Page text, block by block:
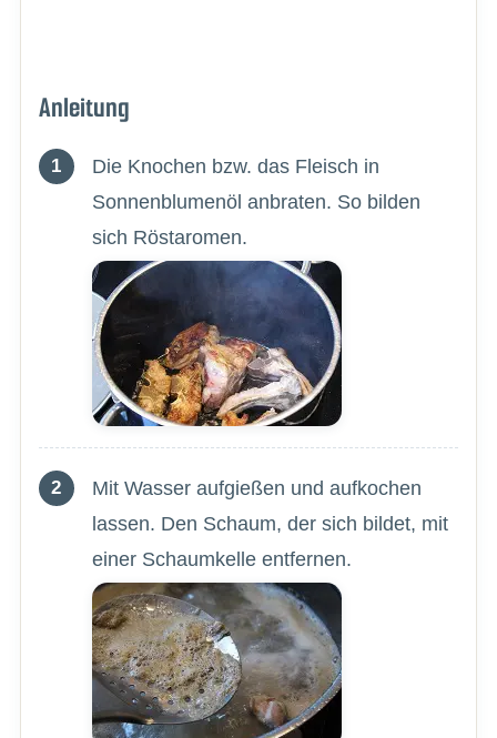
Anleitung
Die Knochen bzw. das Fleisch in
Sonnenblumenöl anbraten. So bilden
sich Röstaromen.
Mit Wasser aufgießen und aufkochen
lassen. Den Schaum, der sich bildet, mit
einer Schaumkelle entfernen.